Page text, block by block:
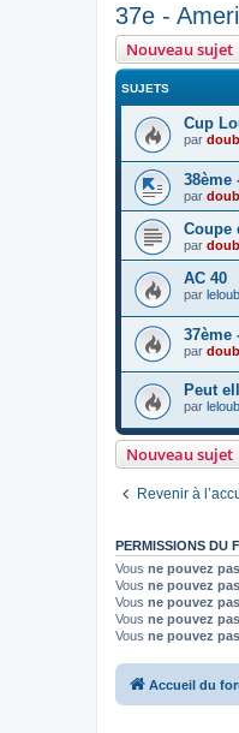
37e -
Nouveau sujet
SUJETS
Cup
par
38ème
par
Coupe
par
AC 40
par
37ème
par
Peut
par
Nouveau sujet
Revenir à
PERMISSIONS DU
Vous ne pouvez pas
Vous ne pouvez pas
Vous ne pouvez pas
Vous ne pouvez pas
Vous ne pouvez pas
Accueil du